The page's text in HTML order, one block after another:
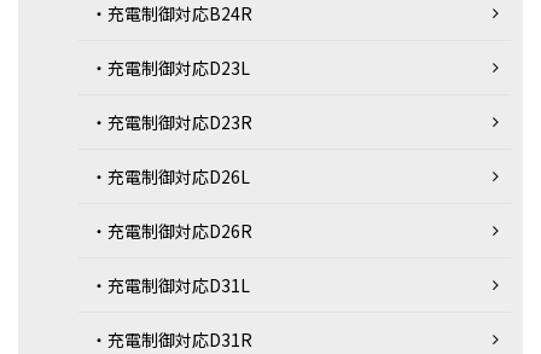
・充電制御対応B24R
・充電制御対応D23L
・充電制御対応D23R
・充電制御対応D26L
・充電制御対応D26R
・充電制御対応D31L
・充電制御対応D31R